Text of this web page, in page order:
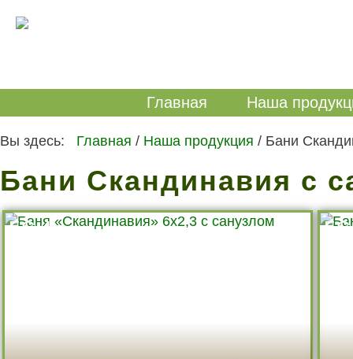
Главная Наша
Вы здесь: Главная / Наша продукция / Бани
Бани Скандинавия с
БС-4